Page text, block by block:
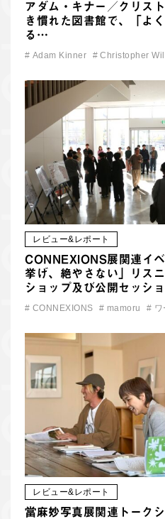
アダム・キナー／クリス
き慣れた図書館で、「よ
る…
# Adam Kinner # Christopher
レビュー&レポート
CONNEXIONS展関連イ
挙げ、絶やさない」リス
ショップ及び公開セッシ
# CONNEXIONS # mamoru #
レビュー&レポート
當麻妙写真展関連トーク